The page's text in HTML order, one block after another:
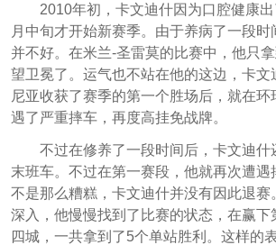
2010年初，卡文迪什因为口腔健康
月中旬才开始新赛季。由于养病了一段
并不好。在米兰-圣雷莫的比赛中，他只
望卫冕了。运气也不站在他的这边，卡文
尼亚收获了赛季的第一个胜场后，就在环
遇了严重摔车，再度高挂免战牌。
不过在修养了一段时间后，卡文迪什
末班车。不过在第一赛段，他就再次遭遇
不是那么糟糕，卡文迪什并没有因此退赛
深入，他慢慢找到了比赛的状态，在赢下
四城，一共拿到了5个单站胜利。这样的